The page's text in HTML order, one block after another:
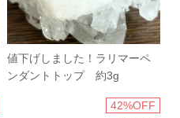
値下げしました！ラリマーペ
ンダントトップ 約3g
42%OFF